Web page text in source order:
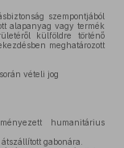
szempontjából
alapanyag vagy termék
külföldre történő
meghatározott
vételi jog
humanitárius
gabonára.